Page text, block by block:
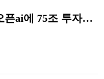
이번에 아마존이 오픈ai에 75조 투자한 이유